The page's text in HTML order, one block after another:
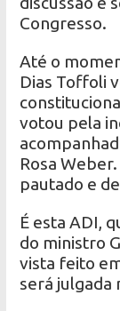
Congresso.
Até o
Dias Toffoli
votou pela
Rosa
pautado e
É esta ADI,
do ministro
vista feito
será julgada